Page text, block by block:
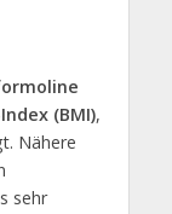
(BMI),
Nähere
sehr